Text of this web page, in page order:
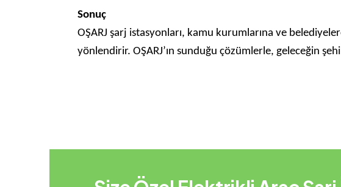
Sonuç
OŞARJ şarj istasyonları, kamu kurumlarına ve
yönlendirir. OŞARJ’ın sunduğu çözümlerle, geleceğin